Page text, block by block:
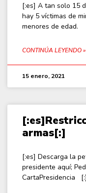
[:es] A tan solo 15
hay 5 víctimas de
menores de edad.
CONTINÚA LEYENDO »
15 enero, 2021
armas[:]
[:es] Descarga la
presidente aquí;
CartaPresidencia [:]